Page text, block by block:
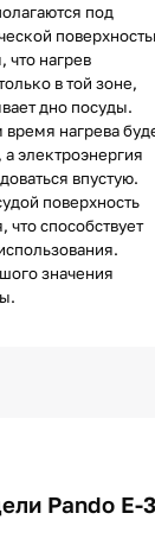
под
что нагрев
в той зоне,
дно посуды.
нагрева
электроэнергия
впустую.
поверхность
что способствует
значения
Pando E-